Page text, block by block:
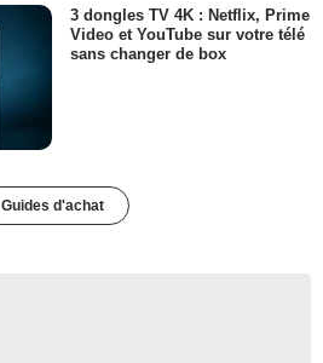
3 dongles TV 4K : Netflix, Prime
Video et YouTube sur votre télé
sans changer de box
Guides d'achat